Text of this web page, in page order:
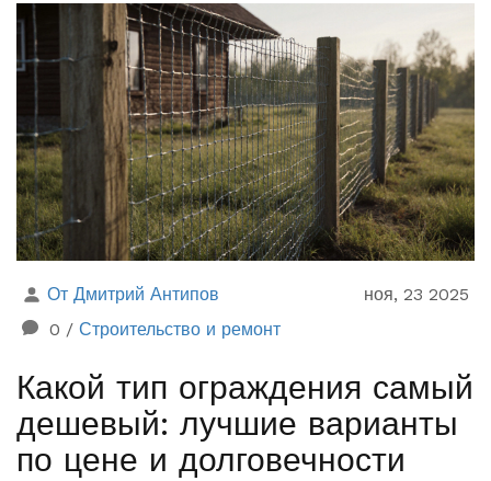
От Дмитрий Антипов
ноя, 23 2025
0 / Строительство и ремонт
Какой тип ограждения самый
дешевый: лучшие варианты
по цене и долговечности